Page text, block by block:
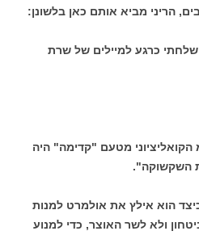
הריני מביא אותם כאן בלשונן:
כרגע למיילים של שרת
מטעם "קדימה" היה
השקשוקה".
הוא אילץ את אולמרט למנות
ולא לשר האוצר, כדי למנוע